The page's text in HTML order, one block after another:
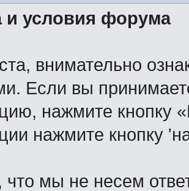
и условия форума
внимательно
Если вы
нажмите кнопку
нажмите кнопку
что мы не несем